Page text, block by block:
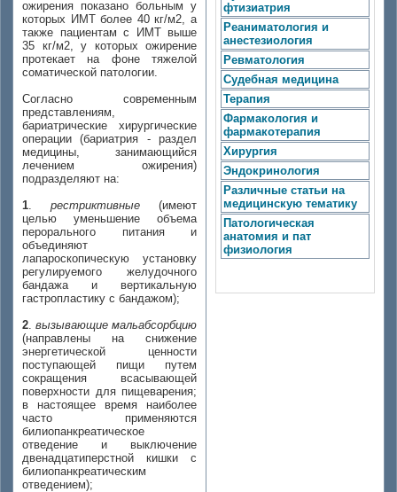
ожирения показано больным у
которых ИМТ более 40 кг/м2, а
также пациентам с ИМТ выше
35 кг/м2, у которых ожирение
протекает на фоне тяжелой
соматической патологии.
Согласно современным
представлениям,
бариатрические хирургические
операции (бариатрия - раздел
медицины, занимающийся
лечением ожирения)
подразделяют на:
1. рестриктивные (имеют
целью уменьшение объема
перорального питания и
объединяют
лапароскопическую установку
регулируемого желудочного
бандажа и вертикальную
гастропластику с бандажом);
2. вызывающие мальабсорбцию
(направлены на снижение
энергетической ценности
поступающей пищи путем
сокращения всасывающей
поверхности для пищеварения;
в настоящее время наиболее
часто применяются
билиопанкреатическое
отведение и выключение
двенадцатиперстной кишки с
билиопанкреатическим
отведением);
фтизиатрия
Реаниматология и
анестезиология
Ревматология
Судебная медицина
Терапия
Фармакология и
фармакотерапия
Хирургия
Эндокринология
Различные статьи на
медицинскую тематику
Патологическая
анатомия и пат
физиология